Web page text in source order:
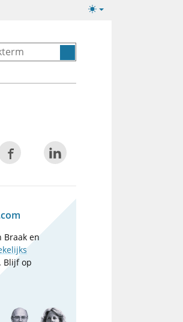
Lichte/donkere
Braak en
Blijf op